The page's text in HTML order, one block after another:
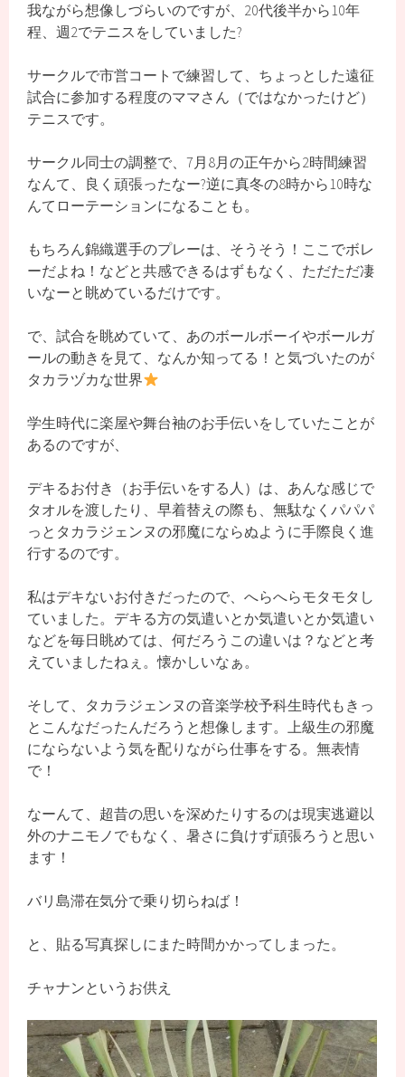
我ながら想像しづらいのですが、20代後半から10年
程、週2でテニスをしていました?
サークルで市営コートで練習して、ちょっとした遠征
試合に参加する程度のママさん（ではなかったけど）
テニスです。
サークル同士の調整で、7月8月の正午から2時間練習
なんて、良く頑張ったなー?逆に真冬の8時から10時な
んてローテーションになることも。
もちろん錦織選手のプレーは、そうそう！ここでボレ
ーだよね！などと共感できるはずもなく、ただただ凄
いなーと眺めているだけです。
で、試合を眺めていて、あのボールボーイやボールガ
ールの動きを見て、なんか知ってる！と気づいたのが
タカラヅカな世界
学生時代に楽屋や舞台袖のお手伝いをしていたことが
あるのですが、
デキるお付き（お手伝いをする人）は、あんな感じで
タオルを渡したり、早着替えの際も、無駄なくパパパ
っとタカラジェンヌの邪魔にならぬように手際良く進
行するのです。
私はデキないお付きだったので、へらへらモタモタし
ていました。デキる方の気遣いとか気遣いとか気遣い
などを毎日眺めては、何だろうこの違いは？などと考
えていましたねぇ。懐かしいなぁ。
そして、タカラジェンヌの音楽学校予科生時代もきっ
とこんなだったんだろうと想像します。上級生の邪魔
にならないよう気を配りながら仕事をする。無表情
で！
なーんて、超昔の思いを深めたりするのは現実逃避以
外のナニモノでもなく、暑さに負けず頑張ろうと思い
ます！
バリ島滞在気分で乗り切らねば！
と、貼る写真探しにまた時間かかってしまった。
チャナンというお供え